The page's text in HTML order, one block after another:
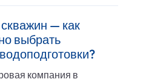
— как
выбрать
компания в